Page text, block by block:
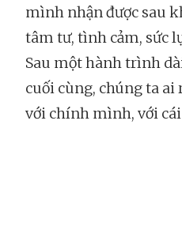
mình nhận được sau
tâm tư, tình cảm, sức
Sau một hành trình
cuối cùng, chúng ta ai
với chính mình, với